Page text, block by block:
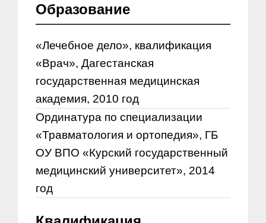
Образование
«Лечебное дело», квалификация
«Врач», Дагестанская
государственная медицинская
академия, 2010 год
Ординатура по специализации
«Травматология и ортопедия», ГБ
ОУ ВПО «Курский государственный
медицинский университет», 2014
год